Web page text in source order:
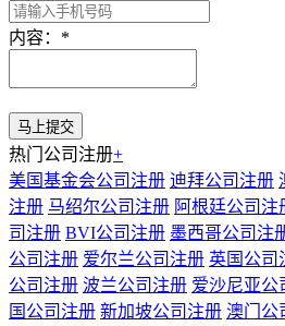
内容： *
热门公司注册+
美国基金会公司注册 迪拜公司注册
注册 马绍尔公司注册 阿根廷公司注
司注册 BVI公司注册 墨西哥公司注
公司注册 爱尔兰公司注册 英国公司
公司注册 波兰公司注册 爱沙尼亚公
国公司注册 新加坡公司注册 澳门公